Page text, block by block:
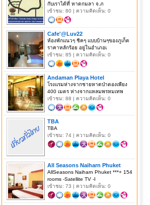
กับเราได้ที่ หาดกมลา จ.ภ
เข้าชม: 80 | ความคิดเห็น: 0
Cafe'@Luv22
ห้องพักแนวๆ ชิคๆ แบบบ้านๆของภูเก็ต
ราคาหลักร้อย อยู่ในอำเภอเ
เข้าชม: 85 | ความคิดเห็น: 0
Andaman Playa Hotel
โรงแรมห่างจากชายหาดป่าตองเพียง
400 เมตร ห่างจากแหลมพรหมเทพ
เข้าชม: 88 | ความคิดเห็น: 0
TBA
TBA
เข้าชม: 74 | ความคิดเห็น: 0
All Seasons Naiharn Phuket
AllSeasons Naiharn Phuket ***+ 154
rooms -Satellite TV -I
เข้าชม: 73 | ความคิดเห็น: 0